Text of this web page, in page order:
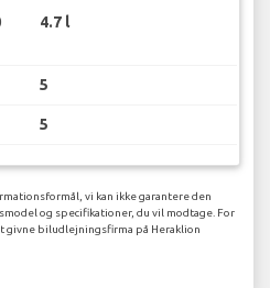
4.7 l
5
5
vi kan ikke garantere den
og specifikationer, du vil modtage. For
givne biludlejningsfirma på Heraklion